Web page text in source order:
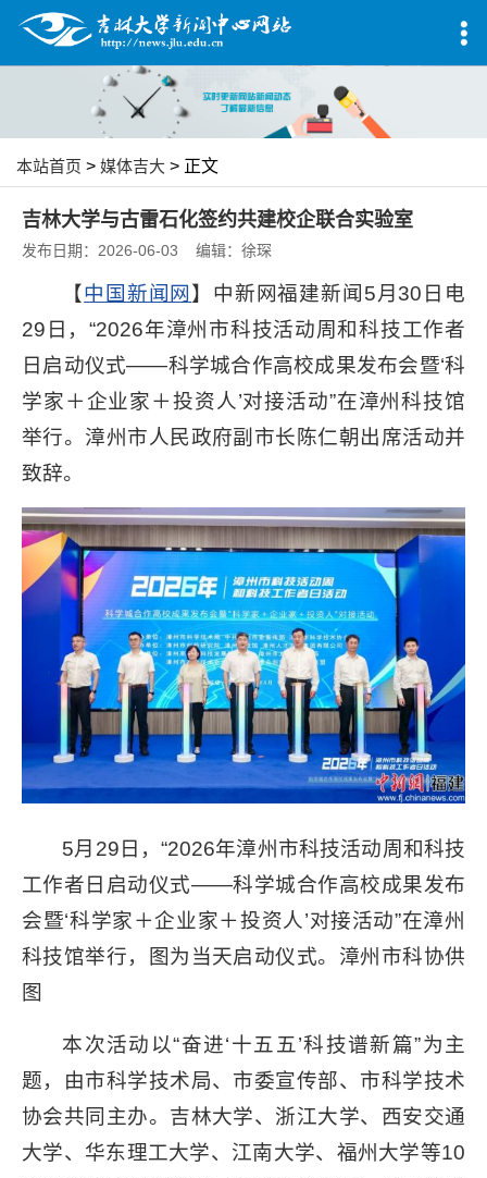
本站首页 > 媒体吉大 > 正文
吉林大学与古雷石化签约共建校企联合实验室
发布日期：2026-06-03 编辑：徐琛
【中国新闻网 】中新网福建新闻5月30日电
29日，“2026年漳州市科技活动周和科技工作者
日启动仪式——科学城合作高校成果发布会暨‘科
学家＋企业家＋投资人’对接活动”在漳州科技馆
举行。漳州市人民政府副市长陈仁朝出席活动并
致辞。
5月29日，“2026年漳州市科技活动周和科技
工作者日启动仪式——科学城合作高校成果发布
会暨‘科学家＋企业家＋投资人’对接活动”在漳州
科技馆举行，图为当天启动仪式。漳州市科协供
图
本次活动以“奋进‘十五五’科技谱新篇”为主
题，由市科学技术局、市委宣传部、市科学技术
协会共同主办。吉林大学、浙江大学、西安交通
大学、华东理工大学、江南大学、福州大学等10